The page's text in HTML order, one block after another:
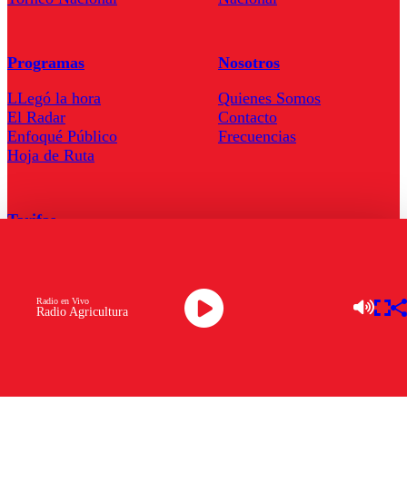
Radio Agricultura
Radio en Vivo
Programas
LLegó la hora
El Radar
Enfoqué Público
Hoja de Ruta
Nosotros
Quienes Somos
Contacto
Frecuencias
Tarifas
Descarga la APP